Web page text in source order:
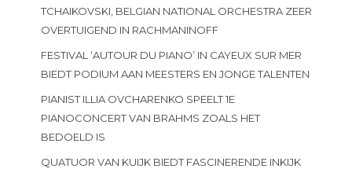
TCHAIKOVSKI, BELGIAN NATIONAL ORCHESTRA ZEER
OVERTUIGEND IN RACHMANINOFF
FESTIVAL ‘AUTOUR DU PIANO’ IN CAYEUX SUR MER
BIEDT PODIUM AAN MEESTERS EN JONGE TALENTEN
PIANIST ILLIA OVCHARENKO SPEELT 1E
PIANOCONCERT VAN BRAHMS ZOALS HET
BEDOELD IS
QUATUOR VAN KUIJK BIEDT FASCINERENDE INKIJK